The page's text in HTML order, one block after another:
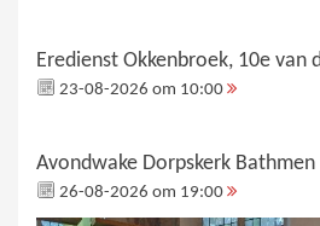
Eredienst Okkenbroek, 10e van
23-08-2026 om 10:00
Avondwake Dorpskerk Bathmen
26-08-2026 om 19:00